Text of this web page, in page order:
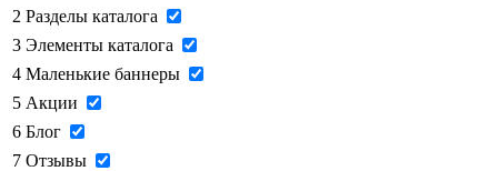
2 Разделы каталога
3 Элементы каталога
4 Маленькие баннеры
5 Акции
6 Блог
7 Отзывы